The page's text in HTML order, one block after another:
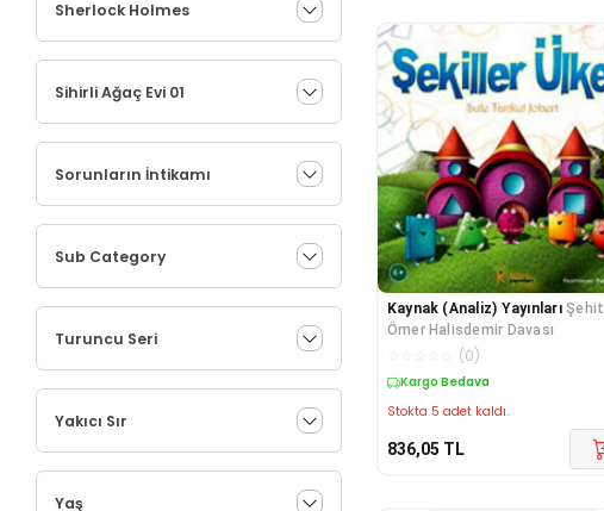
Sherlock Holmes
Sihirli Ağaç Evi 01
Sorunların İntikamı
Sub Category
Turuncu Seri
Yakıcı Sır
Yaş
Kaynak (Analiz) Yayınları Şehit
Ömer Halisdemir Davası
(0)
Kargo Bedava
Stokta 5 adet kaldı.
836,05 TL